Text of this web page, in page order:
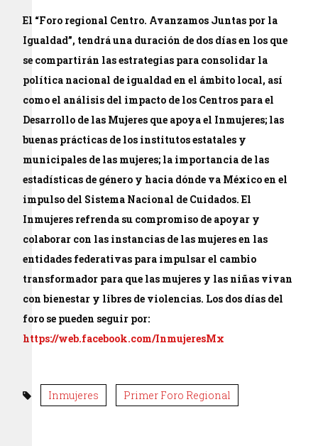
El “Foro regional Centro. Avanzamos Juntas por la
Igualdad”, tendrá una duración de dos días en los que
se compartirán las estrategias para consolidar la
política nacional de igualdad en el ámbito local, así
como el análisis del impacto de los Centros para el
Desarrollo de las Mujeres que apoya el Inmujeres; las
buenas prácticas de los institutos estatales y
municipales de las mujeres; la importancia de las
estadísticas de género y hacia dónde va México en el
impulso del Sistema Nacional de Cuidados. El
Inmujeres refrenda su compromiso de apoyar y
colaborar con las instancias de las mujeres en las
entidades federativas para impulsar el cambio
transformador para que las mujeres y las niñas vivan
con bienestar y libres de violencias. Los dos días del
foro se pueden seguir por:
https://web.facebook.com/InmujeresMx
Inmujeres Primer Foro Regional